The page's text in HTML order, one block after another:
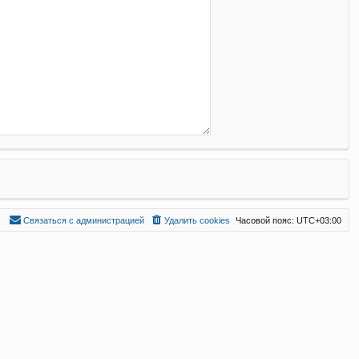
Часовой пояс: UTC+03:00
Удалить cookies
Связаться с администрацией